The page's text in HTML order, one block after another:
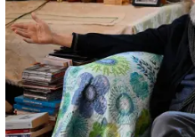
Založnik
Zadruga PD
Naročnine